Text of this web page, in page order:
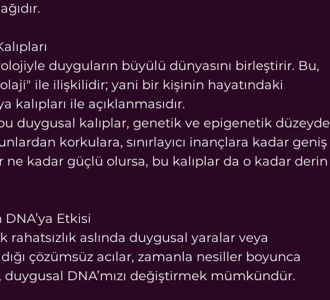
duyguların büyülü dünyasını birleştirir. Bu,
ile ilişkilidir; yani bir kişinin hayatındaki
kalıpları ile açıklanmasıdır.
bu duygusal kalıplar, genetik ve epigenetik düzeyde
korkulara, sınırlayıcı inançlara kadar geniş
kadar güçlü olursa, bu kalıplar da o kadar derin
Etkisi
aslında duygusal yaralar veya
çözümsüz acılar, zamanla nesiller boyunca
duygusal DNA’mızı değiştirmek mümkündür.